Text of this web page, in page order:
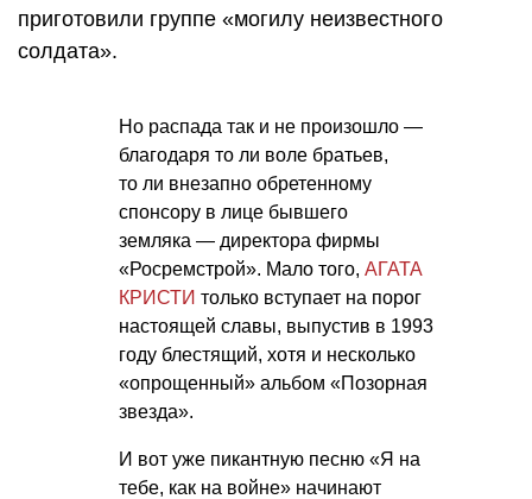
приготовили группе «могилу неизвестного
солдата».
Но распада так и не произошло —
благодаря то ли воле братьев,
то ли внезапно обретенному
спонсору в лице бывшего
земляка — директора фирмы
«Росремстрой». Мало того, АГАТА
КРИСТИ только вступает на порог
настоящей славы, выпустив в 1993
году блестящий, хотя и несколько
«опрощенный» альбом «Позорная
звезда».
И вот уже пикантную песню «Я на
тебе, как на войне» начинают